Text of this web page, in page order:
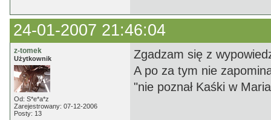
24-01-2007 21:46:04
z-tomek
Użytkownik
Od: S*e*a*z
Zarejestrowany: 07-12-2006
Posty: 13
Zgadzam się z
A po za tym nie
"nie poznał Kaśki w